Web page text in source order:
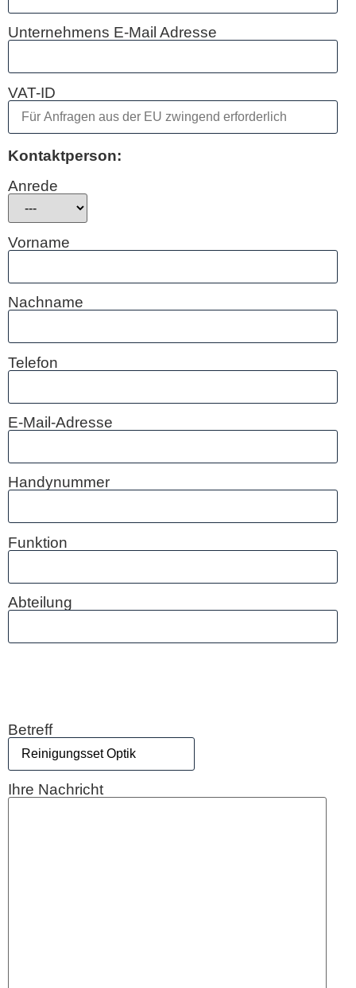
Unternehmens E-Mail Adresse
VAT-ID
Kontaktperson:
Anrede
Vorname
Nachname
Telefon
E-Mail-Adresse
Handynummer
Funktion
Abteilung
Betreff
Ihre Nachricht